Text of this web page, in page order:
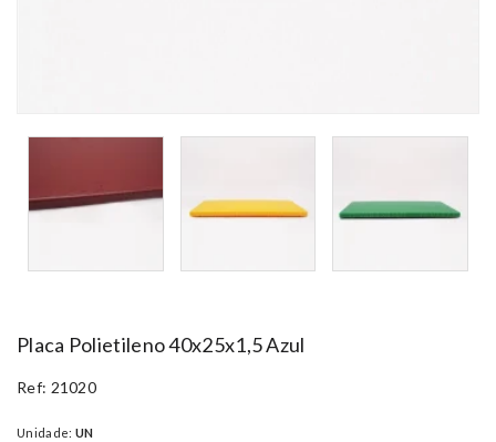
Placa Polietileno 40x25x1,5 Azul
Ref: 21020
Unidade: UN